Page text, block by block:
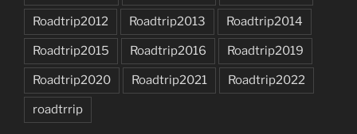
Roadtrip2012 Roadtrip2013 Roadtrip2014
Roadtrip2015 Roadtrip2016 Roadtrip2019
Roadtrip2020 Roadtrip2021 Roadtrip2022
roadtrrip